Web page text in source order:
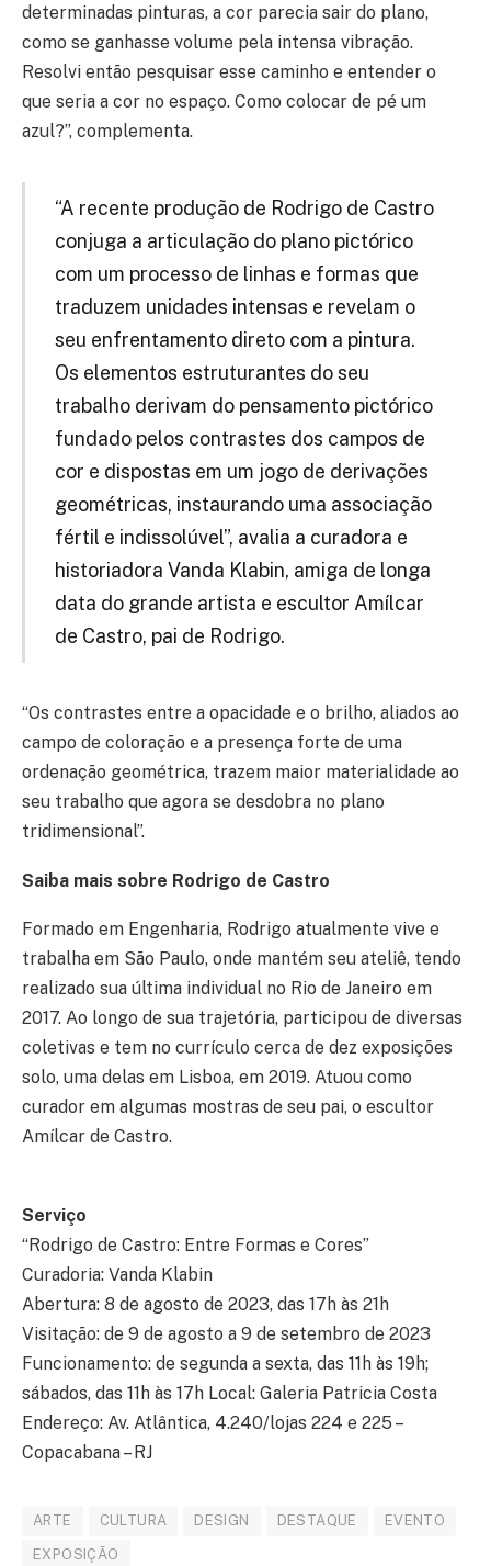
determinadas pinturas, a cor parecia sair do plano,
como se ganhasse volume pela intensa vibração.
Resolvi então pesquisar esse caminho e entender o
que seria a cor no espaço. Como colocar de pé um
azul?”, complementa.
“A recente produção de Rodrigo de Castro
conjuga a articulação do plano pictórico
com um processo de linhas e formas que
traduzem unidades intensas e revelam o
seu enfrentamento direto com a pintura.
Os elementos estruturantes do seu
trabalho derivam do pensamento pictórico
fundado pelos contrastes dos campos de
cor e dispostas em um jogo de derivações
geométricas, instaurando uma associação
fértil e indissolúvel”, avalia a curadora e
historiadora Vanda Klabin, amiga de longa
data do grande artista e escultor Amílcar
de Castro, pai de Rodrigo.
“Os contrastes entre a opacidade e o brilho, aliados ao
campo de coloração e a presença forte de uma
ordenação geométrica, trazem maior materialidade ao
seu trabalho que agora se desdobra no plano
tridimensional”.
Saiba mais sobre Rodrigo de Castro
Formado em Engenharia, Rodrigo atualmente vive e
trabalha em São Paulo, onde mantém seu ateliê, tendo
realizado sua última individual no Rio de Janeiro em
2017. Ao longo de sua trajetória, participou de diversas
coletivas e tem no currículo cerca de dez exposições
solo, uma delas em Lisboa, em 2019. Atuou como
curador em algumas mostras de seu pai, o escultor
Amílcar de Castro.
Serviço
“Rodrigo de Castro: Entre Formas e Cores”
Curadoria: Vanda Klabin
Abertura: 8 de agosto de 2023, das 17h às 21h
Visitação: de 9 de agosto a 9 de setembro de 2023
Funcionamento: de segunda a sexta, das 11h às 19h;
sábados, das 11h às 17h Local: Galeria Patricia Costa
Endereço: Av. Atlântica, 4.240/lojas 224 e 225 –
Copacabana – RJ
ARTE CULTURA DESIGN DESTAQUE EVENTO
EXPOSIÇÃO